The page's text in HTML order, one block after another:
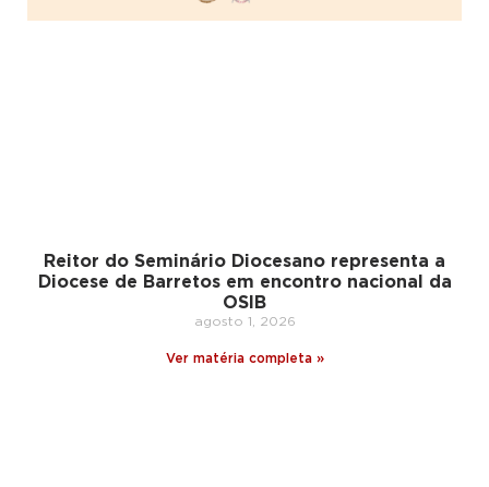
Reitor do Seminário Diocesano representa a
Diocese de Barretos em encontro nacional da
OSIB
agosto 1, 2026
Ver matéria completa »